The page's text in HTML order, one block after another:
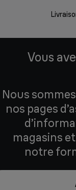
Vous
Nous
nos pages
magasins
notre